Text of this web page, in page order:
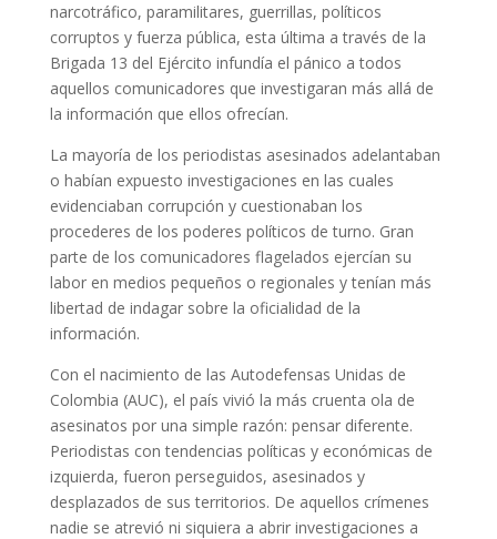
narcotráfico, paramilitares, guerrillas, políticos
corruptos y fuerza pública, esta última a través de la
Brigada 13 del Ejército infundía el pánico a todos
aquellos comunicadores que investigaran más allá de
la información que ellos ofrecían.
La mayoría de los periodistas asesinados adelantaban
o habían expuesto investigaciones en las cuales
evidenciaban corrupción y cuestionaban los
procederes de los poderes políticos de turno. Gran
parte de los comunicadores flagelados ejercían su
labor en medios pequeños o regionales y tenían más
libertad de indagar sobre la oficialidad de la
información.
Con el nacimiento de las Autodefensas Unidas de
Colombia (AUC), el país vivió la más cruenta ola de
asesinatos por una simple razón: pensar diferente.
Periodistas con tendencias políticas y económicas de
izquierda, fueron perseguidos, asesinados y
desplazados de sus territorios. De aquellos crímenes
nadie se atrevió ni siquiera a abrir investigaciones a